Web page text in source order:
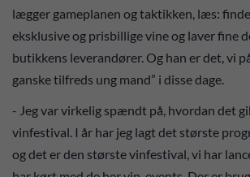
lægger gameplanen og taktikken, læs:
eksklusive og prisbillige vine og laver fine
butikkens leverandører. Og han er det, vi
ganske tilfreds ung mand” i disse dage.
- Jeg var virkelig spændt på, hvordan det
vinfestival. I år har jeg lagt det største
og det er den største vinfestival, vi har